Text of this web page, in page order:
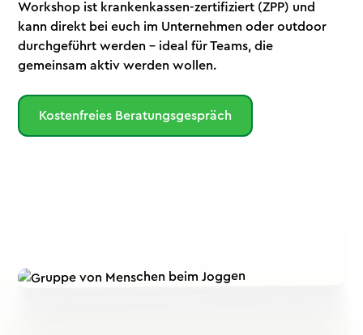
Workshop ist krankenkassen-zertifiziert (ZPP) und
kann direkt bei euch im Unternehmen oder outdoor
durchgeführt werden – ideal für Teams, die
gemeinsam aktiv werden wollen.
Kostenfreies Beratungsgespräch